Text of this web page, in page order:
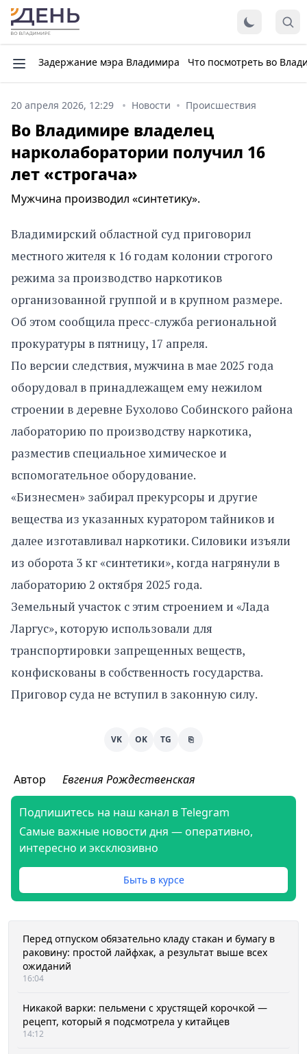
Задержание мэра Владимира Что посмотреть во
20 апреля 2026, 12:29 Новости Происшествия
Во Владимире владелец
нарколаборатории получил 16
лет «строгача»
Мужчина производил «синтетику».
Владимирский областной суд приговорил
местного жителя к 16 годам колонии строгого
режима за производство наркотиков
организованной группой и в крупном размере.
Об этом сообщила пресс-служба региональной
прокуратуры в пятницу, 17 апреля.
По версии следствия, мужчина в мае 2025 года
оборудовал в принадлежащем ему нежилом
строении в деревне Бухолово Собинского района
лабораторию по производству наркотика,
разместив специальное химическое и
вспомогательное оборудование.
«Бизнесмен» забирал прекурсоры и другие
вещества из указанных куратором тайников и
далее изготавливал наркотики. Силовики изъяли
из оборота 3 кг «синтетики», когда нагрянули в
лабораторию 2 октября 2025 года.
Земельный участок с этим строением и «Лада
Ларгус», которую использовали для
транспортировки запрещенных веществ,
конфискованы в собственность государства.
Приговор суда не вступил в законную силу.
VK OK TG ⎘
Автор Евгения Рождественская
Подпишитесь на наш канал в Telegram
Самые важные новости дня — оперативно,
интересно и эксклюзивно
Быть в курсе
Перед отпуском обязательно кладу стакан и бумагу в
раковину: простой лайфхак, а результат выше всех
ожиданий
16:04
Никакой варки: пельмени с хрустящей корочкой —
рецепт, который я подсмотрела у китайцев
14:12